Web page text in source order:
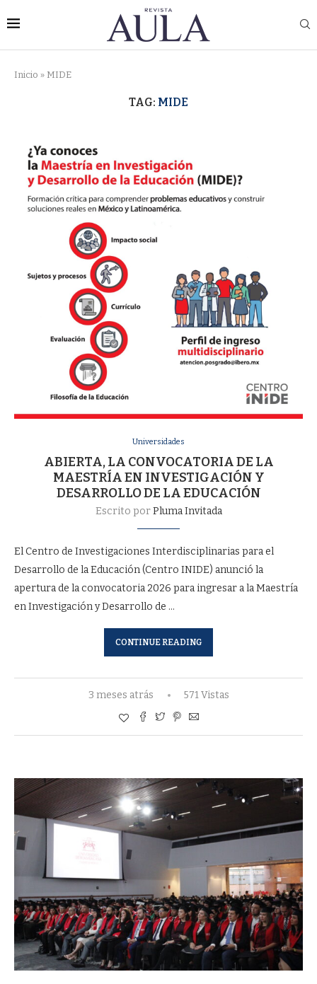
Inicio » MIDE
TAG: MIDE
Universidades
ABIERTA, LA CONVOCATORIA DE LA
MAESTRÍA EN INVESTIGACIÓN Y
DESARROLLO DE LA EDUCACIÓN
Escrito porPluma Invitada
El Centro de Investigaciones Interdisciplinarias para el
Desarrollo de la Educación (Centro INIDE) anunció la
apertura de la convocatoria 2026 para ingresar a la Maestría
en Investigación y Desarrollo de …
CONTINUE READING
3 meses atrás 571 Vistas